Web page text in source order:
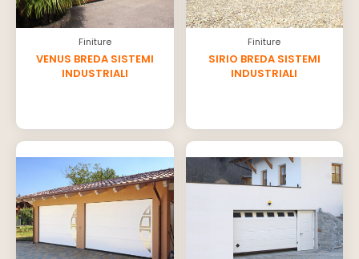
Finiture
VENUS BREDA SISTEMI
INDUSTRIALI
Finiture
SIRIO BREDA SISTEMI
INDUSTRIALI